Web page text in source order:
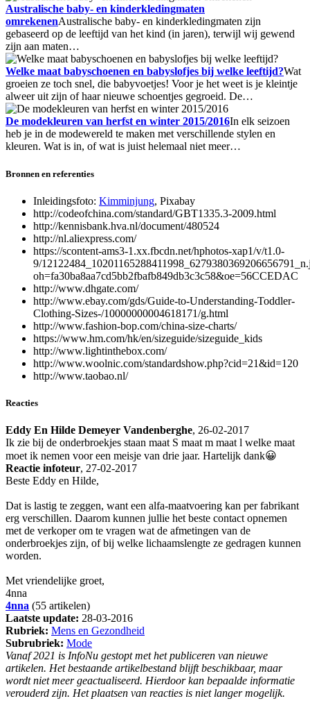
Australische baby- en kinderkledingmaten
omrekenenAustralische baby- en kinderkledingmaten zijn
gebaseerd op de leeftijd van het kind (in jaren), terwijl wij gewend
zijn aan maten…
Welke maat babyschoenen en babyslofjes bij welke leeftijd?Wat
groeien ze toch snel, die babyvoetjes! Voor je het weet is je kleintje
alweer uit zijn of haar nieuwe schoentjes gegroeid. De…
De modekleuren van herfst en winter 2015/2016In elk seizoen
heb je in de modewereld te maken met verschillende stylen en
kleuren. Wat is in, of wat is juist helemaal niet meer…
Bronnen en referenties
Inleidingsfoto: Kimminjung, Pixabay
http://codeofchina.com/standard/GBT1335.3-2009.html
http://kennisbank.hva.nl/document/480524
http://nl.aliexpress.com/
https://scontent-ams3-1.xx.fbcdn.net/hphotos-xap1/v/t1.0-
9/
oh=fa30ba8aa7cd5bb2fbafb849db3c3c58&oe=56CCEDAC
http://www.dhgate.com/
http://www.ebay.com/gds/Guide-to-Understanding-Toddler-
Clothing-Sizes-/10000000004618171/g.html
http://www.fashion-bop.com/china-size-charts/
https://www.hm.com/hk/en/sizeguide/sizeguide_kids
http://www.lightinthebox.com/
http://www.woolnic.com/standardshow.php?cid=21&id=120
http://www.taobao.nl/
Reacties
Eddy En Hilde Demeyer Vandenberghe, 26-02-2017
Ik zie bij de onderbroekjes staan maat S maat m maat l welke maat
moet ik nemen voor een meisje van drie jaar. Hartelijk dank😀
Reactie infoteur, 27-02-2017
Beste Eddy en Hilde,
Dat is lastig te zeggen, want een alfa-maatvoering kan per fabrikant
erg verschillen. Daarom kunnen jullie het beste contact opnemen
met de verkoper om te vragen wat de afmetingen van de
onderbroekjes zijn, of bij welke lichaamslengte ze gedragen kunnen
worden.
Met vriendelijke groet,
4nna
4nna (55 artikelen)
Laatste update: 28-03-2016
Rubriek: Mens en Gezondheid
Subrubriek: Mode
Vanaf 2021 is InfoNu gestopt met het publiceren van nieuwe
artikelen. Het bestaande artikelbestand blijft beschikbaar, maar
wordt niet meer geactualiseerd. Hierdoor kan bepaalde informatie
verouderd zijn. Het plaatsen van reacties is niet langer mogelijk.